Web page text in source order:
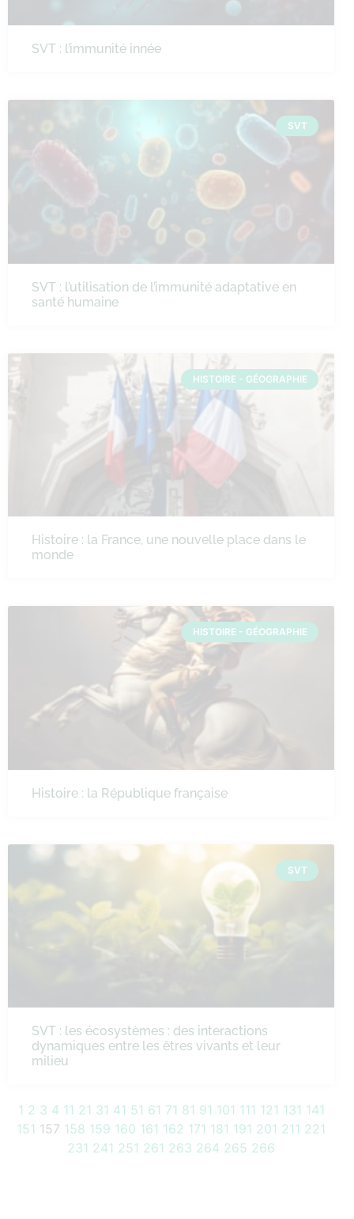
SVT : l’immunité innée
SVT
SVT : l’utilisation de l’immunité adaptative en
santé humaine
HISTOIRE - GÉOGRAPHIE
Histoire : la France, une nouvelle place dans le
monde
HISTOIRE - GÉOGRAPHIE
Histoire : la République française
SVT
SVT : les écosystèmes : des interactions
dynamiques entre les êtres vivants et leur
milieu
1 2 3 4 11 21 31 41 51 61 71 81 91 101 111 121 131 141
151 157 158 159 160 161 162 171 181 191 201 211 221
231 241 251 261 263 264 265 266